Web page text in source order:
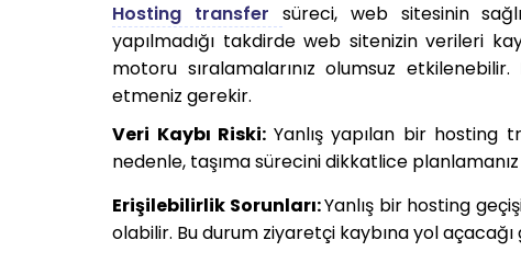
Hosting transfer süreci, web sitesinin
yapılmadığı takdirde web sitenizin verileri
motoru sıralamalarınız olumsuz
etmeniz gerekir.
Veri Kaybı Riski: Yanlış yapılan bir hosting
nedenle, taşıma sürecini dikkatlice
Erişilebilirlik Sorunları:Yanlış bir hosting
olabilir. Bu durum ziyaretçi kaybına yol